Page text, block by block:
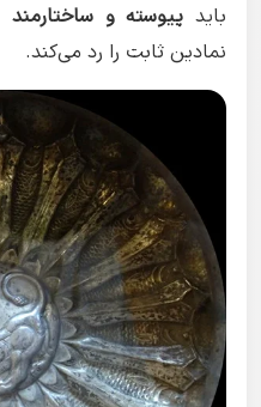
باید پیوسته و ساختارمند
نمادین ثابت را رد می‌کند.